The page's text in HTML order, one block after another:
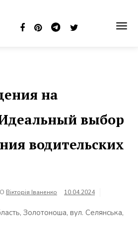
на
выбор
водительских
Вікторія Іваненко
10.04.2024
Золотоноша, вул. Селянська,